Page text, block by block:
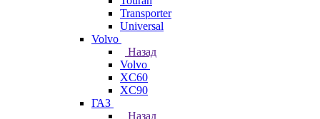
Transporter
Universal
Volvo
Назад
Volvo
XC60
XC90
ГАЗ
Назад